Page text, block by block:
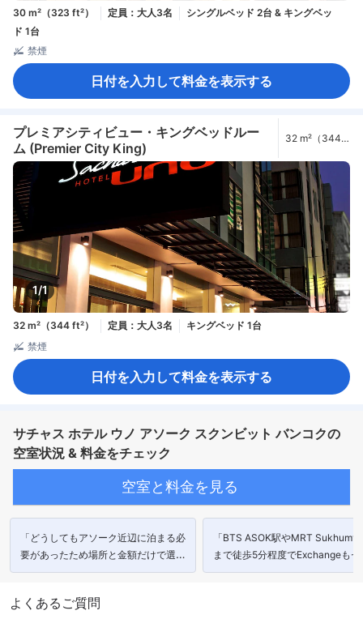
30 m²（323 ft²） 定員：大人3名
シングルベッド 2台 & キングベッ
ド 1台
禁煙
日付を入力して料金を表示する
プレミアシティビュー・キングベッドルー
ム (Premier City King)
32 m²（344
1/1
32 m²（344 ft²） 定員：大人3名
キングベッド 1台
禁煙
日付を入力して料金を表示する
サチャス ホテル ウノ アソーク スクンビット バンコクの
空室状況 & 料金をチェック
空室と料金を見る
「どうしてもアソーク近辺に泊まる必
要があったため場所と金額だけで選ん
だホテルだったが想像の何倍もよかっ
「BTS ASOK駅やMRT
まで徒歩5分程度でExchangeもセ
ンイレブンもすごく近いし､最高
よくあるご質問